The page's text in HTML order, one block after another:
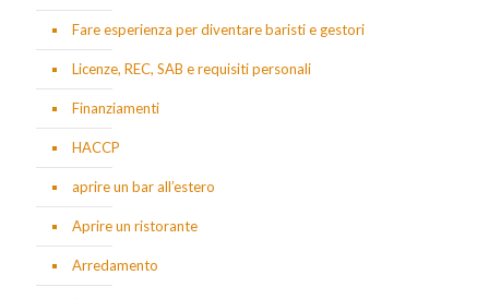
Fare esperienza per diventare baristi e gestori
Licenze, REC, SAB e requisiti personali
Finanziamenti
HACCP
aprire un bar all’estero
Aprire un ristorante
Arredamento